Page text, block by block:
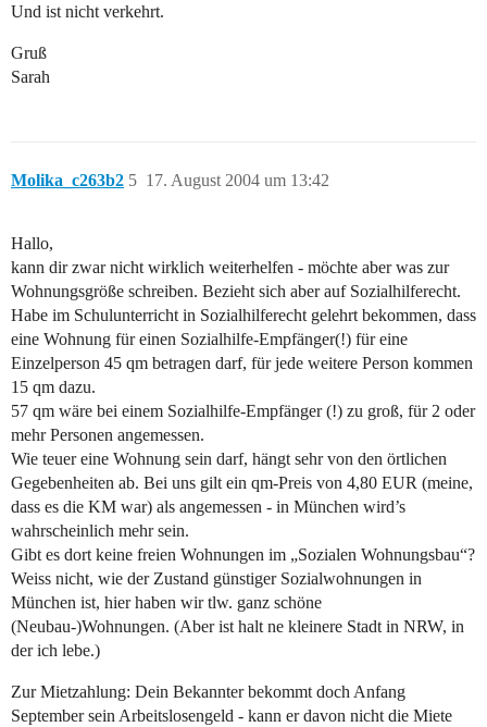
Und ist nicht verkehrt.
Gruß
Sarah
Molika_c263b2 17. August 2004 um 13:42
5
Hallo,
kann dir zwar nicht wirklich weiterhelfen - möchte aber was zur
Wohnungsgröße schreiben. Bezieht sich aber auf Sozialhilferecht.
Habe im Schulunterricht in Sozialhilferecht gelehrt bekommen, dass
eine Wohnung für einen Sozialhilfe-Empfänger(!) für eine
Einzelperson 45 qm betragen darf, für jede weitere Person kommen
15 qm dazu.
57 qm wäre bei einem Sozialhilfe-Empfänger (!) zu groß, für 2 oder
mehr Personen angemessen.
Wie teuer eine Wohnung sein darf, hängt sehr von den örtlichen
Gegebenheiten ab. Bei uns gilt ein qm-Preis von 4,80 EUR (meine,
dass es die KM war) als angemessen - in München wird’s
wahrscheinlich mehr sein.
Gibt es dort keine freien Wohnungen im „Sozialen Wohnungsbau“?
Weiss nicht, wie der Zustand günstiger Sozialwohnungen in
München ist, hier haben wir tlw. ganz schöne
(Neubau-)Wohnungen. (Aber ist halt ne kleinere Stadt in NRW, in
der ich lebe.)
Zur Mietzahlung: Dein Bekannter bekommt doch Anfang
September sein Arbeitslosengeld - kann er davon nicht die Miete